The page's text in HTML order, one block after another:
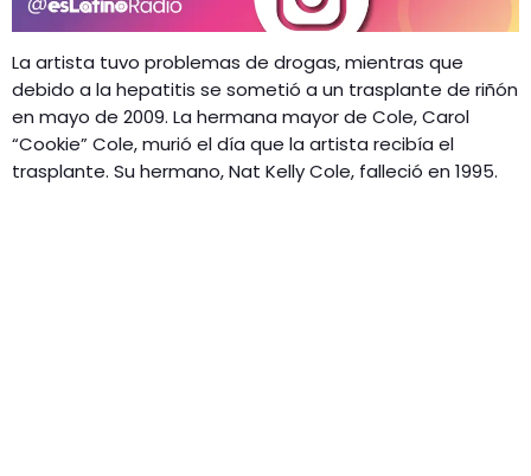
La artista tuvo problemas de drogas, mientras que
debido a la hepatitis se sometió a un trasplante de riñón
en mayo de 2009. La hermana mayor de Cole, Carol
“Cookie” Cole, murió el día que la artista recibía el
trasplante. Su hermano, Nat Kelly Cole, falleció en 1995.